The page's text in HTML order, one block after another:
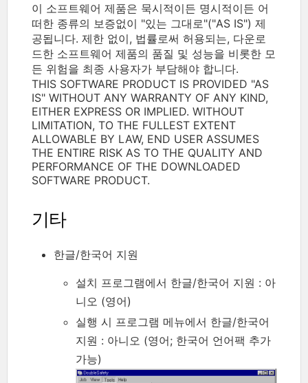
이 소프트웨어 제품은 묵시적이든 명시적이든 어
떠한 종류의 보증없이 "있는 그대로"("AS IS") 제
공됩니다. 제한 없이, 법률로써 허용되는, 다운로
드한 소프트웨어 제품의 품질 및 성능을 비롯한 모
든 위험을 최종 사용자가 부담해야 합니다.
THIS SOFTWARE PRODUCT IS PROVIDED "AS
IS" WITHOUT ANY WARRANTY OF ANY KIND,
EITHER EXPRESS OR IMPLIED. WITHOUT
LIMITATION, TO THE FULLEST EXTENT
ALLOWABLE BY LAW, END USER ASSUMES
THE ENTIRE RISK AS TO THE QUALITY AND
PERFORMANCE OF THE DOWNLOADED
SOFTWARE PRODUCT.
기타
한글/한국어 지원
설치 프로그램에서 한글/한국어 지원 : 아
니오 (영어)
실행 시 프로그램 메뉴에서 한글/한국어
지원 : 아니오 (영어; 한국어 언어팩 추가
가능)